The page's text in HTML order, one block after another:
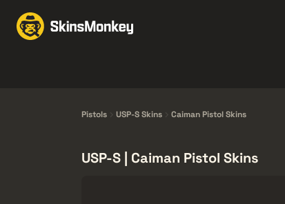
Pistols USP-S Skins Caiman Pistol Skins
USP-S | Caiman Pistol Skins